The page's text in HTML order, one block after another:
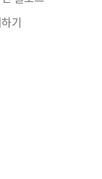
기